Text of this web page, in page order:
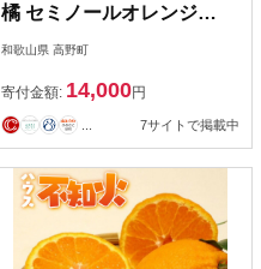
橘 セミノールオレンジ
5kg［UT149］
和歌山県 高野町
寄付金額: 14,000円
7サイトで掲載中